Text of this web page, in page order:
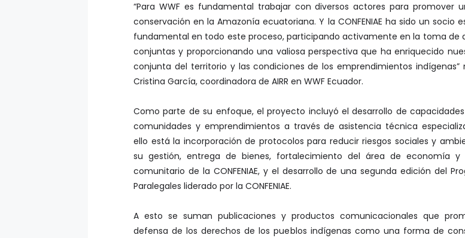
“Para WWF es fundamental trabajar con diversos actores para promover
conservación en la Amazonía ecuatoriana. Y la CONFENIAE ha sido un socio
fundamental en todo este proceso, participando activamente en la toma de
conjuntas y proporcionando una valiosa perspectiva que ha enriquecido
conjunta del territorio y las condiciones de los emprendimientos indígenas”
Cristina García, coordinadora de AIRR en WWF Ecuador.
Como parte de su enfoque, el proyecto incluyó el desarrollo de
comunidades y emprendimientos a través de asistencia técnica
ello está la incorporación de protocolos para reducir riesgos sociales y
su gestión, entrega de bienes, fortalecimiento del área de economía y
comunitario de la CONFENIAE, y el desarrollo de una segunda edición del
Paralegales liderado por la CONFENIAE.
A esto se suman publicaciones y productos comunicacionales que
defensa de los derechos de los pueblos indígenas como una forma de